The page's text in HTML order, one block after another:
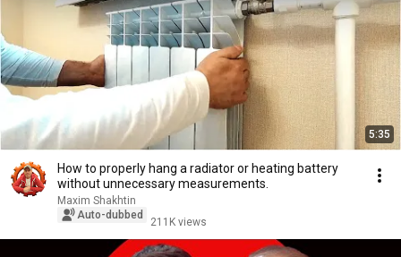
5:35
How to properly hang a radiator or heating battery
without unnecessary measurements.
Maxim Shakhtin
Auto-dubbed
211K views